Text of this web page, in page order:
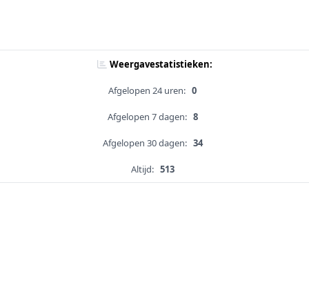
Weergavestatistieken:
Afgelopen 24 uren: 0
Afgelopen 7 dagen: 8
Afgelopen 30 dagen: 34
Altijd: 513